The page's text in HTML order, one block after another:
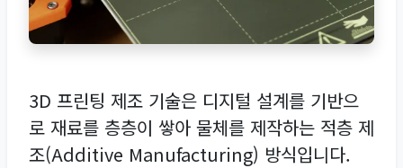
3D 프린팅 제조 기술은 디지털 설계를 기반으
로 재료를 층층이 쌓아 물체를 제작하는 적층 제
조(Additive Manufacturing) 방식입니다.